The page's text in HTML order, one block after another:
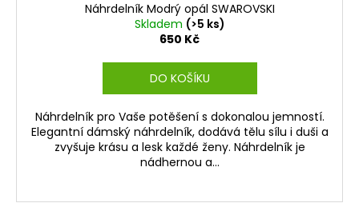
Náhrdelník Modrý opál SWAROVSKI
Skladem (>5 ks)
650 Kč
DO KOŠÍKU
Náhrdelník pro Vaše potěšení s dokonalou jemností.
Elegantní dámský náhrdelník, dodává tělu sílu i duši a
zvyšuje krásu a lesk každé ženy. Náhrdelník je
nádhernou a...